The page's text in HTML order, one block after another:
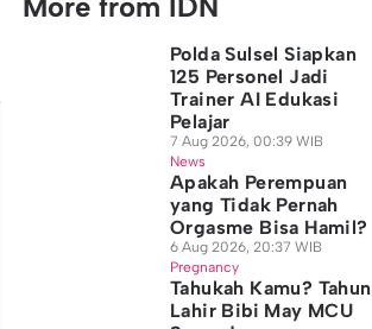
Polda Sulsel Siapkan
125 Personel Jadi
Trainer AI Edukasi
Pelajar
7 Aug 2026, 00:39 WIB
News
Apakah Perempuan
yang Tidak Pernah
Orgasme Bisa Hamil?
6 Aug 2026, 20:37 WIB
Pregnancy
Tahukah Kamu? Tahun
Lahir Bibi May MCU